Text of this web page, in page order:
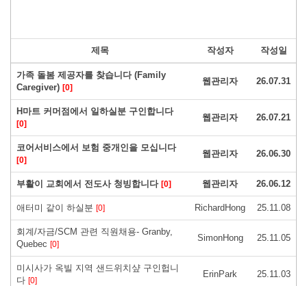
제목 작성자 작성일
가족 돌봄 제공자를 찾습니다 (Family
Caregiver) [0]
웹관리자 26.07.31
H마트 커머점에서 일하실분 구인합니다
[0]
웹관리자 26.07.21
코어서비스에서 보험 중개인을 모십니다
[0]
웹관리자 26.06.30
부활이 교회에서 전도사 청빙합니다 [0] 웹관리자 26.06.12
애터미 같이 하실분 [0] RichardHong 25.11.08
회계/자금/SCM 관련 직원채용- Granby,
Quebec [0]
SimonHong 25.11.05
미시사가 옥빌 지역 샌드위치샾 구인헙니
다 [0]
ErinPark 25.11.03